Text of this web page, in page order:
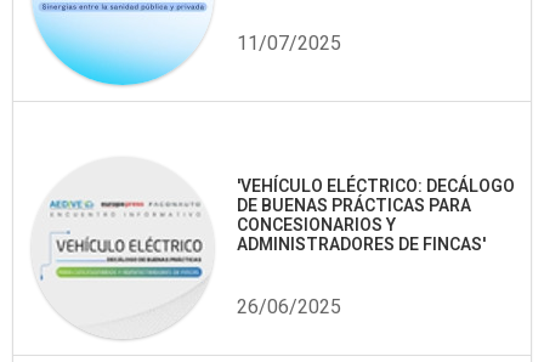
11/07/2025
'VEHÍCULO ELÉCTRICO: DECÁLOGO
DE BUENAS PRÁCTICAS PARA
CONCESIONARIOS Y
ADMINISTRADORES DE FINCAS'
26/06/2025